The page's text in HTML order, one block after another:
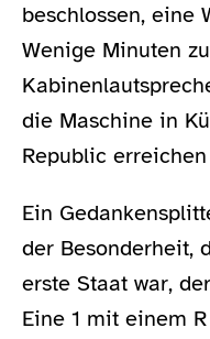
beschlossen, eine
Wenige Minuten
die Maschine in
Republic
Ein
der Besonderheit,
erste Staat war,
Eine 1 mit einem